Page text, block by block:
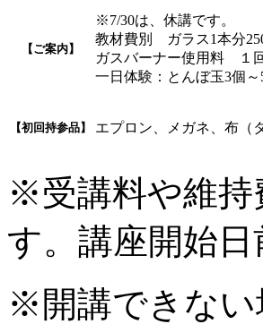
【ご案内】
※7/30は、休講です。
教材費別 ガラス1本分
ガスバーナー使用料 １
一日体験：とんぼ玉3個
【初回持参品】 エプロン、メガネ、布（
※受講料や維持
す。講座開始
※開講できない